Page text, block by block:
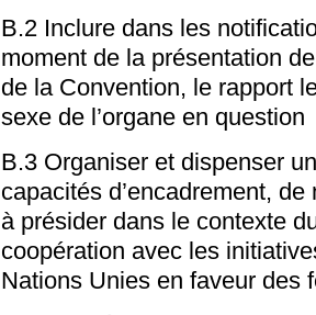
B.2 Inclure dans les
moment de la présentation
de la Convention, le rapport
sexe de l’organe en question
B.3 Organiser et dispenser
capacités d’encadrement, de
à présider dans le contexte
coopération avec les
Nations Unies en faveur des